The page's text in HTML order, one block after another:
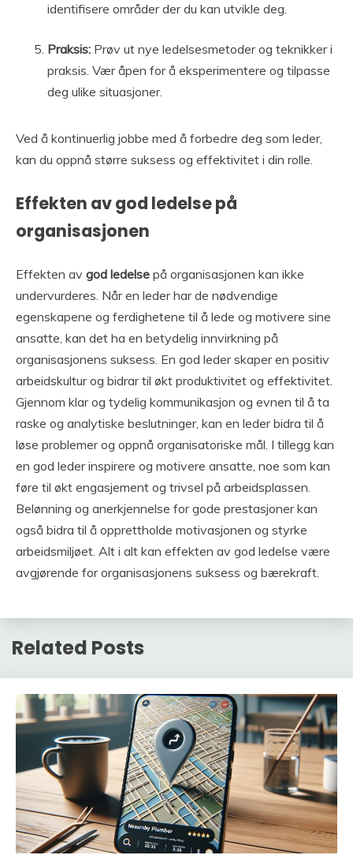
identifisere områder der du kan utvikle deg.
Praksis: Prøv ut nye ledelsesmetoder og teknikker i
praksis. Vær åpen for å eksperimentere og tilpasse
deg ulike situasjoner.
Ved å kontinuerlig jobbe med å forbedre deg som leder,
kan du oppnå større suksess og effektivitet i din rolle.
Effekten av god ledelse på
organisasjonen
Effekten av god ledelse på organisasjonen kan ikke
undervurderes. Når en leder har de nødvendige
egenskapene og ferdighetene til å lede og motivere sine
ansatte, kan det ha en betydelig innvirkning på
organisasjonens suksess. En god leder skaper en positiv
arbeidskultur og bidrar til økt produktivitet og effektivitet.
Gjennom klar og tydelig kommunikasjon og evnen til å ta
raske og analytiske beslutninger, kan en leder bidra til å
løse problemer og oppnå organisatoriske mål. I tillegg kan
en god leder inspirere og motivere ansatte, noe som kan
føre til økt engasjement og trivsel på arbeidsplassen.
Belønning og anerkjennelse for gode prestasjoner kan
også bidra til å opprettholde motivasjonen og styrke
arbeidsmiljøet. Alt i alt kan effekten av god ledelse være
avgjørende for organisasjonens suksess og bærekraft.
Related Posts